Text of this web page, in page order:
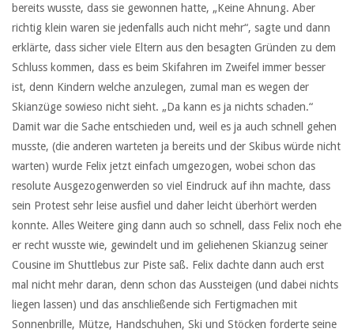
bereits wusste, dass sie gewonnen hatte, „Keine Ahnung. Aber
richtig klein waren sie jedenfalls auch nicht mehr“, sagte und dann
erklärte, dass sicher viele Eltern aus den besagten Gründen zu dem
Schluss kommen, dass es beim Skifahren im Zweifel immer besser
ist, denn Kindern welche anzulegen, zumal man es wegen der
Skianzüge sowieso nicht sieht. „Da kann es ja nichts schaden.“
Damit war die Sache entschieden und, weil es ja auch schnell gehen
musste, (die anderen warteten ja bereits und der Skibus würde nicht
warten) wurde Felix jetzt einfach umgezogen, wobei schon das
resolute Ausgezogenwerden so viel Eindruck auf ihn machte, dass
sein Protest sehr leise ausfiel und daher leicht überhört werden
konnte. Alles Weitere ging dann auch so schnell, dass Felix noch ehe
er recht wusste wie, gewindelt und im geliehenen Skianzug seiner
Cousine im Shuttlebus zur Piste saß. Felix dachte dann auch erst
mal nicht mehr daran, denn schon das Aussteigen (und dabei nichts
liegen lassen) und das anschließende sich Fertigmachen mit
Sonnenbrille, Mütze, Handschuhen, Ski und Stöcken forderte seine